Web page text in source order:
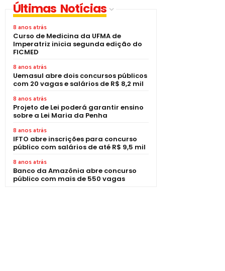
Últimas Notícias
8 anos atrás
Curso de Medicina da UFMA de
Imperatriz inicia segunda edição do
FICMED
8 anos atrás
Uemasul abre dois concursos públicos
com 20 vagas e salários de R$ 8,2 mil
8 anos atrás
Projeto de Lei poderá garantir ensino
sobre a Lei Maria da Penha
8 anos atrás
IFTO abre inscrições para concurso
público com salários de até R$ 9,5 mil
8 anos atrás
Banco da Amazônia abre concurso
público com mais de 550 vagas